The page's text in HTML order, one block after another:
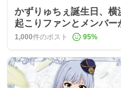
かずりゅちぇ誕生日、横
起こりファンとメンバー
1,000件のポスト 95%